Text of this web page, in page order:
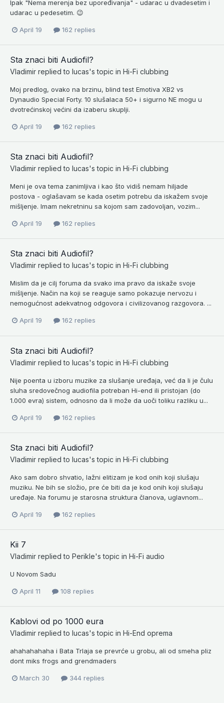
Ipak "Nema merenja bez upoređivanja" - udarac u dvadesetim i
udarac u pedesetim. 😉
April 19 162 replies
Sta znaci biti Audiofil?
Vladimir replied to lucas's topic in Hi-Fi clubbing
Moj predlog, ovako na brzinu, blind test Emotiva XB2 vs
Dynaudio Special Forty. 10 slušalaca 50+ i sigurno NE mogu u
dvotrećinskoj većini da izaberu skuplji.
April 19 162 replies
Sta znaci biti Audiofil?
Vladimir replied to lucas's topic in Hi-Fi clubbing
Meni je ova tema zanimljiva i kao što vidiš nemam hiljade
postova - oglašavam se kada osetim potrebu da iskažem svoje
mišljenje. Imam nekretninu sa kojom sam zadovoljan, vozim...
April 19 162 replies
Sta znaci biti Audiofil?
Vladimir replied to lucas's topic in Hi-Fi clubbing
Mislim da je cilj foruma da svako ima pravo da iskaže svoje
mišljenje. Način na koji se reaguje samo pokazuje nervozu i
nemogućnost adekvatnog odgovora i civilizovanog razgovora. ...
April 19 162 replies
Sta znaci biti Audiofil?
Vladimir replied to lucas's topic in Hi-Fi clubbing
Nije poenta u izboru muzike za slušanje uređaja, već da li je čulu
sluha sredovečnog audiofila potreban Hi-end ili pristojan (do
1.000 evra) sistem, odnosno da li može da uoči toliku razliku u...
April 19 162 replies
Sta znaci biti Audiofil?
Vladimir replied to lucas's topic in Hi-Fi clubbing
Ako sam dobro shvatio, lažni elitizam je kod onih koji slušaju
muziku. Ne bih se složio, pre će biti da je kod onih koji slušaju
uređaje. Na forumu je starosna struktura članova, uglavnom...
April 19 162 replies
Kii 7
Vladimir replied to Perikle's topic in Hi-Fi audio
U Novom Sadu
April 11 108 replies
Kablovi od po 1000 eura
Vladimir replied to lucas's topic in Hi-End oprema
ahahahahaha i Bata Trlaja se prevrće u grobu, ali od smeha pliz
dont miks frogs and grendmaders
March 30 344 replies